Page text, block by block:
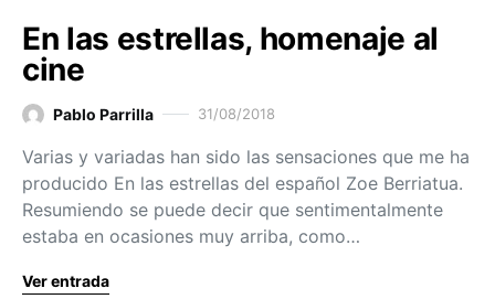
En las estrellas, homenaje al
cine
Pablo Parrilla 31/08/2018
Varias y variadas han sido las sensaciones que me ha
producido En las estrellas del español Zoe Berriatua.
Resumiendo se puede decir que sentimentalmente
estaba en ocasiones muy arriba, como…
Ver entrada